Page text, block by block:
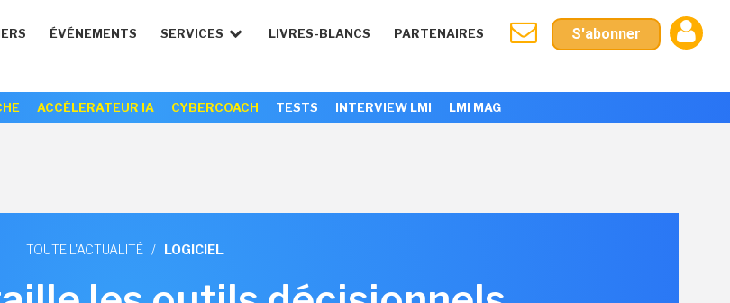
ÉVÉNEMENTS SERVICES LIVRES-BLANCS PARTENAIRES S'abonner
ACCÉLERATEUR IA CYBERCOACH TESTS INTERVIEW LMI LMI MAG
TOUTE L'ACTUALITÉ / LOGICIEL